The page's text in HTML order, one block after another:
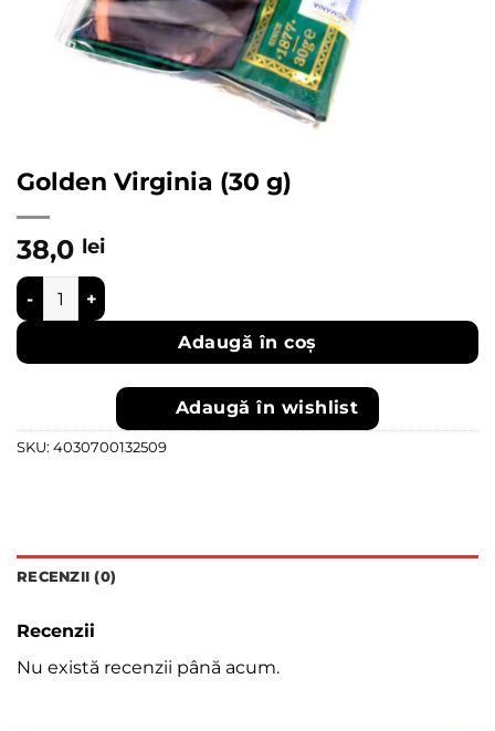
Golden Virginia (30 g)
38,0 lei
Cantitate Golden Virginia (30 g)
Adaugă în coș
Adaugă în wishlist
SKU: 4030700132509
RECENZII (0)
Recenzii
Nu există recenzii până acum.